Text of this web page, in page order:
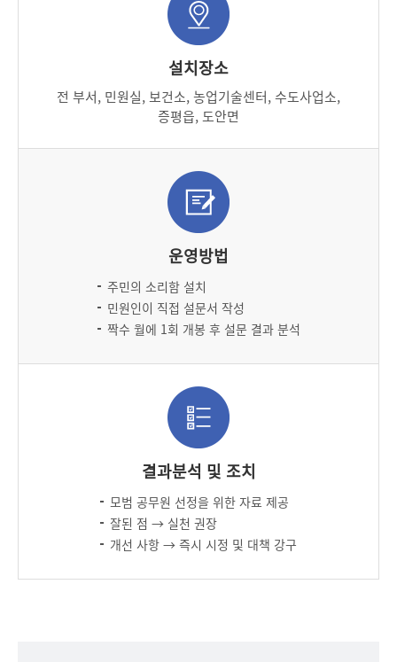
설치장소
전 부서, 민원실, 보건소, 농업기술센터, 수도사업소,
증평읍, 도안면
운영방법
주민의 소리함 설치
민원인이 직접 설문서 작성
짝수 월에 1회 개봉 후 설문 결과 분석
결과분석 및 조치
모범 공무원 선정을 위한 자료 제공
잘된 점 → 실천 권장
개선 사항 → 즉시 시정 및 대책 강구